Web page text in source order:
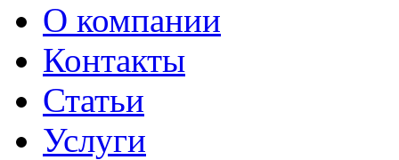
О компании
Контакты
Статьи
Услуги